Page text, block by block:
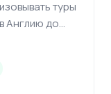
туры
Англию до